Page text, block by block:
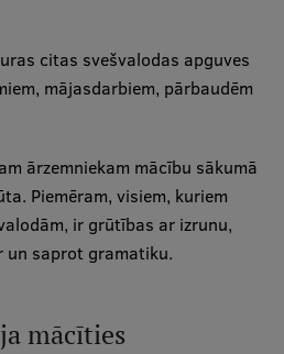
partneri
Latvijā
citas svešvalodas apguves
mājasdarbiem, pārbaudēm
ārzemniekam mācību sākumā
Piemēram, visiem, kuriem
ir grūtības ar izrunu,
saprot gramatiku.
mācīties